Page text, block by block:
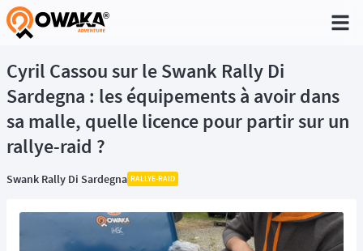
®
Cyril Cassou sur le Swank Rally Di
Sardegna : les équipements à avoir dans
sa malle, quelle licence pour partir sur un
rallye-raid ?
Swank Rally Di Sardegna RALLYE-RAID